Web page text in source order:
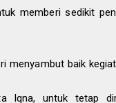
memberi sedikit
menyambut baik
Iqna, untuk tetap